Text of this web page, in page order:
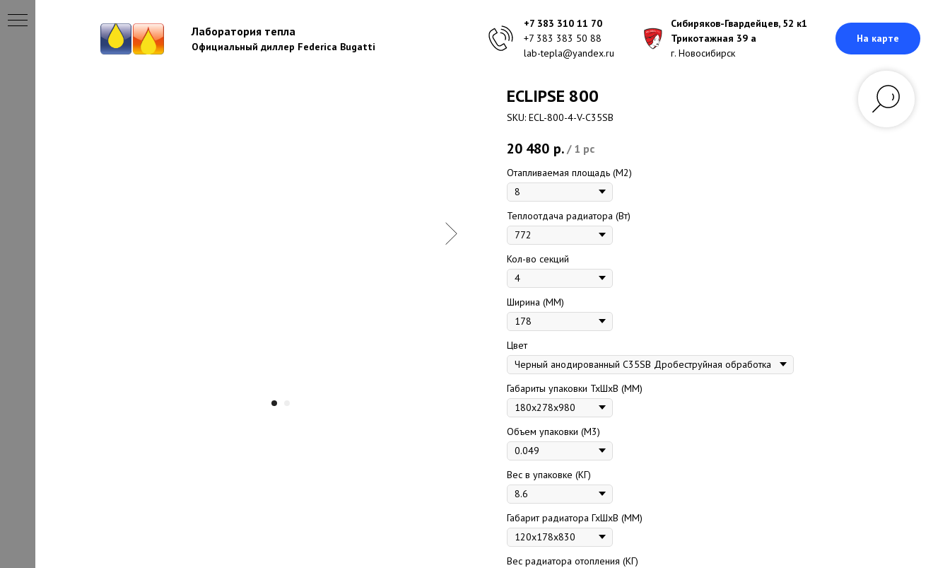
Лаборатория тепла
Официальный диллер Federica Bugatti
+7 383 310 11 70
+7 383 383 50 88
lab-tepla@yandex.ru
Сибиряков-Гвардейцев, 52 к1
Трикотажная 39 а
г. Новосибирск
На карте
ECLIPSE 800
SKU: ECL-800-4-V-C35SB
20 480 р. / 1 pc
Отапливаемая площадь (M2)
Теплоотдача радиатора (Вт)
Кол-во секций
Ширина (ММ)
Цвет
Габариты упаковки ТхШхВ (ММ)
Объем упаковки (М3)
Вес в упаковке (КГ)
Габарит радиатора ГхШхВ (ММ)
Вес радиатора отопления (КГ)